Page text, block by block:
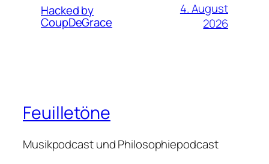
Hacked by
CoupDeGrace
4. August
2026
Feuilletöne
Musikpodcast und Philosophiepodcast